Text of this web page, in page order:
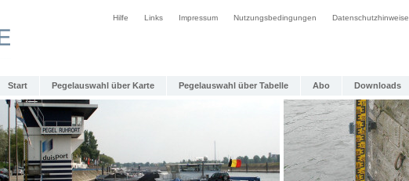
Hilfe Links Impressum Nutzungsbedingungen Datenschutzhinweise
Start Pegelauswahl über Karte Pegelauswahl über Tabelle Abo Downloads